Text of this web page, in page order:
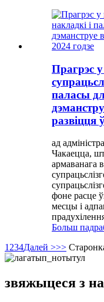
Прагрэс у
паласы
развіцця
ад
Чакаецца,
армаванага
фоне расце
месцы і
Больш
1 234Далей >>>
звяжыцеся з